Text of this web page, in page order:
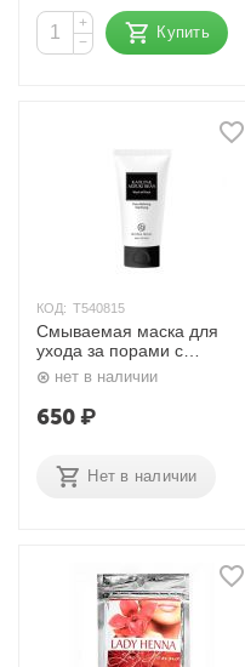
+
−
Купить
КОД: T540815
Cмываемая маска для
ухода за порами с
каолином и бобами
Адзуки 60 мл. RODA ROJI
нет в наличии
650₽
Нет в наличии